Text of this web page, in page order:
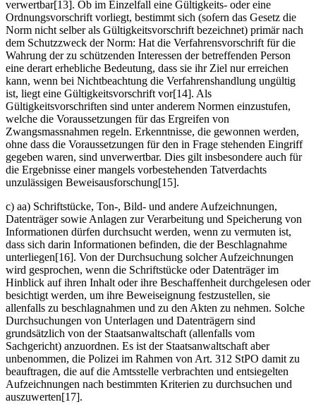
verwertbar[13]. Ob im Einzelfall eine Gültigkeits- oder eine
Ordnungsvorschrift vorliegt, bestimmt sich (sofern das Gesetz die
Norm nicht selber als Gültigkeitsvorschrift bezeichnet) primär nach
dem Schutzzweck der Norm: Hat die Verfahrensvorschrift für die
Wahrung der zu schützenden Interessen der betreffenden Person
eine derart erhebliche Bedeutung, dass sie ihr Ziel nur erreichen
kann, wenn bei Nichtbeachtung die Verfahrenshandlung ungültig
ist, liegt eine Gültigkeitsvorschrift vor[14]. Als
Gültigkeitsvorschriften sind unter anderem Normen einzustufen,
welche die Voraussetzungen für das Ergreifen von
Zwangsmassnahmen regeln. Erkenntnisse, die gewonnen werden,
ohne dass die Voraussetzungen für den in Frage stehenden Eingriff
gegeben waren, sind unverwertbar. Dies gilt insbesondere auch für
die Ergebnisse einer mangels vorbestehenden Tatverdachts
unzulässigen Beweisausforschung[15].
c) aa) Schriftstücke, Ton-, Bild- und andere Aufzeichnungen,
Datenträger sowie Anlagen zur Verarbeitung und Speicherung von
Informationen dürfen durchsucht werden, wenn zu vermuten ist,
dass sich darin Informationen befinden, die der Beschlagnahme
unterliegen[16]. Von der Durchsuchung solcher Aufzeichnungen
wird gesprochen, wenn die Schriftstücke oder Datenträger im
Hinblick auf ihren Inhalt oder ihre Beschaffenheit durchgelesen oder
besichtigt werden, um ihre Beweiseignung festzustellen, sie
allenfalls zu beschlagnahmen und zu den Akten zu nehmen. Solche
Durchsuchungen von Unterlagen und Datenträgern sind
grundsätzlich von der Staatsanwaltschaft (allenfalls vom
Sachgericht) anzuordnen. Es ist der Staatsanwaltschaft aber
unbenommen, die Polizei im Rahmen von Art. 312 StPO damit zu
beauftragen, die auf die Amtsstelle verbrachten und entsiegelten
Aufzeichnungen nach bestimmten Kriterien zu durchsuchen und
auszuwerten[17].